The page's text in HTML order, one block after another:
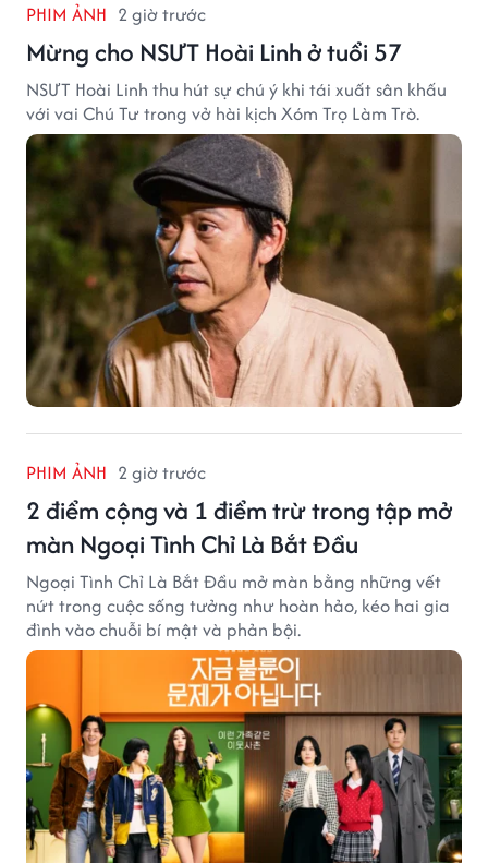
PHIM ẢNH 2 giờ trước
Mừng cho NSƯT Hoài Linh ở tuổi 57
NSƯT Hoài Linh thu hút sự chú ý khi tái xuất sân khấu
với vai Chú Tư trong vở hài kịch Xóm Trọ Làm Trò.
PHIM ẢNH 2 giờ trước
2 điểm cộng và 1 điểm trừ trong tập mở
màn Ngoại Tình Chỉ Là Bắt Đầu
Ngoại Tình Chỉ Là Bắt Đầu mở màn bằng những vết
nứt trong cuộc sống tưởng như hoàn hảo, kéo hai gia
đình vào chuỗi bí mật và phản bội.